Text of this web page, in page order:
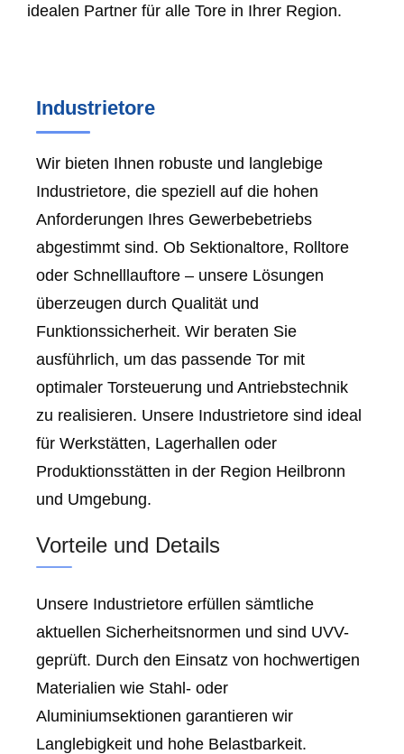
idealen Partner für alle Tore in Ihrer Region.
Industrietore
Wir bieten Ihnen robuste und langlebige
Industrietore, die speziell auf die hohen
Anforderungen Ihres Gewerbebetriebs
abgestimmt sind. Ob Sektionaltore, Rolltore
oder Schnelllauftore – unsere Lösungen
überzeugen durch Qualität und
Funktionssicherheit. Wir beraten Sie
ausführlich, um das passende Tor mit
optimaler Torsteuerung und Antriebstechnik
zu realisieren. Unsere Industrietore sind ideal
für Werkstätten, Lagerhallen oder
Produktionsstätten in der Region Heilbronn
und Umgebung.
Vorteile und Details
Unsere Industrietore erfüllen sämtliche
aktuellen Sicherheitsnormen und sind UVV-
geprüft. Durch den Einsatz von hochwertigen
Materialien wie Stahl- oder
Aluminiumsektionen garantieren wir
Langlebigkeit und hohe Belastbarkeit.